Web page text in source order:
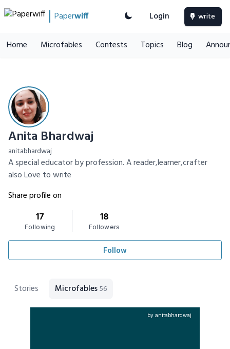
Paperwiff Login write
Home Microfables Contests Topics Blog
Anita Bhardwaj
anitabhardwaj
A special educator by profession. A reader,learner,crafter
also Love to write
Share profile on
17
Following
18
Followers
Follow
Stories Microfables56
by anitabhardwaj